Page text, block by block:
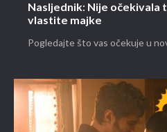
Nasljednik: Nije očekivala
vlastite majke
Pogledajte što vas očekuje u